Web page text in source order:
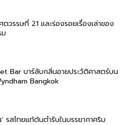
วรรษที่ 21 และร่องรอยเรื่องเล่าของ
ม
Bar บาร์ลับกลิ่นอายประวัติศาสตร์บน
Bangkok
รสไทยแท้ต้นตำรับในบรรยากาศริม